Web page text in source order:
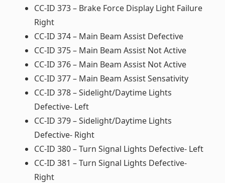
CC-ID 373 – Brake Force Display Light Failure
Right
CC-ID 374 – Main Beam Assist Defective
CC-ID 375 – Main Beam Assist Not Active
CC-ID 376 – Main Beam Assist Not Active
CC-ID 377 – Main Beam Assist Sensativity
CC-ID 378 – Sidelight/Daytime Lights
Defective- Left
CC-ID 379 – Sidelight/Daytime Lights
Defective- Right
CC-ID 380 – Turn Signal Lights Defective- Left
CC-ID 381 – Turn Signal Lights Defective-
Right